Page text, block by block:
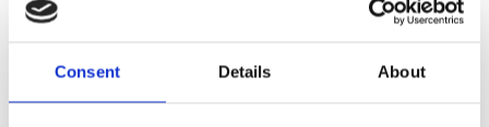
Consent Details About
E-postadress